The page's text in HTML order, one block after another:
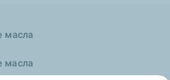
масла
масла